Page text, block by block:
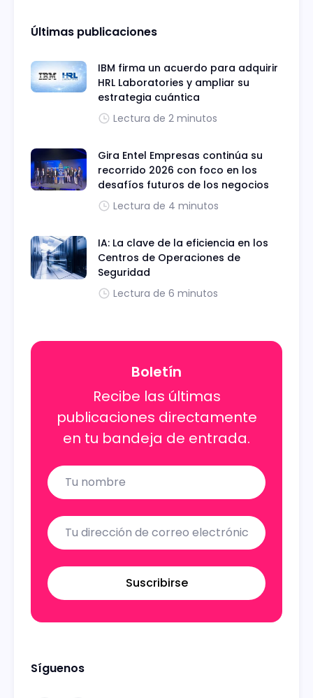
Últimas publicaciones
IBM firma un acuerdo para adquirir
HRL Laboratories y ampliar su
estrategia cuántica
Lectura de 2 minutos
Gira Entel Empresas continúa su
recorrido 2026 con foco en los
desafíos futuros de los negocios
Lectura de 4 minutos
IA: La clave de la eficiencia en los
Centros de Operaciones de
Seguridad
Lectura de 6 minutos
Boletín
Recibe las últimas
publicaciones directamente
en tu bandeja de entrada.
Name
Email
Suscribirse
Síguenos